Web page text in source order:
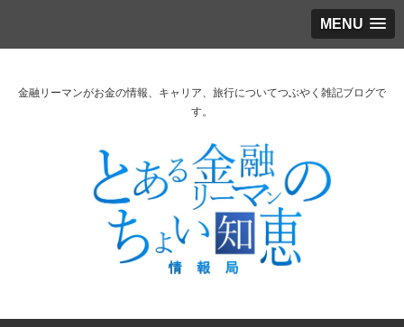
MENU
金融リーマンがお金の情報、キャリア、旅行についてつぶやく雑記ブログで
す。